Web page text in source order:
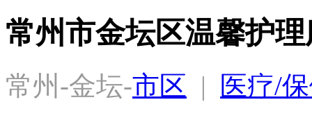
常州市金坛区温馨护
常州-金坛-市区 |
医疗/